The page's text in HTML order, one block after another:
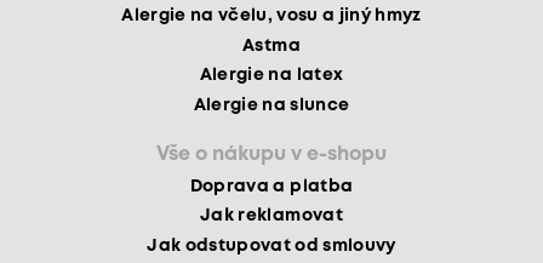
Alergie na včelu, vosu a jiný hmyz
Astma
Alergie na latex
Alergie na slunce
Vše o nákupu v e-shopu
Doprava a platba
Jak reklamovat
Jak odstupovat od smlouvy